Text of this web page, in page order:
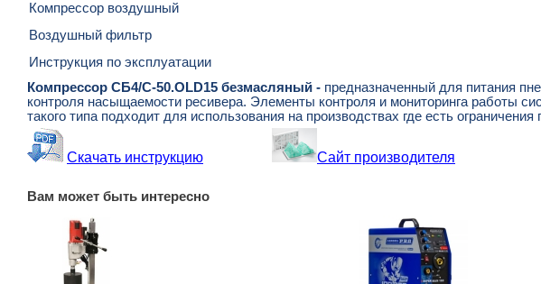
Компрессор воздушный
Воздушный фильтр
Инструкция по эксплуатации
Компрессор СБ4/С-50.OLD15 безмасляный - предназначенный для питания
контроля насыщаемости ресивера. Элементы контроля и мониторинга работы
такого типа подходит для использования на производствах где есть
Скачать инструкцию Сайт производителя
Вам может быть интересно